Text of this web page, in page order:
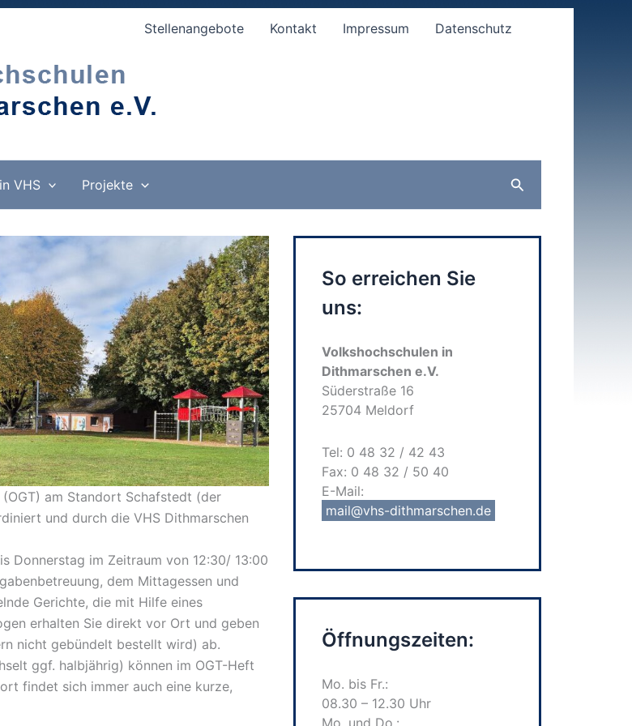
Stellenangebote Kontakt Impressum Datenschutz
VHS Projekte Suchen
am Standort Schafstedt (der
und durch die VHS Dithmarschen
Donnerstag im Zeitraum von 12:30/ 13:00
dem Mittagessen und
Gerichte, die mit Hilfe eines
erhalten Sie direkt vor Ort und geben
nicht gebündelt bestellt wird) ab.
ggf. halbjährig) können im OGT-Heft
findet sich immer auch eine kurze,
So erreichen Sie
uns:
Volkshochschulen in
Dithmarschen e.V.
Süderstraße 16
25704 Meldorf
Tel: 0 48 32 / 42 43
Fax: 0 48 32 / 50 40
E-Mail:
mail@vhs-dithmarschen.de
Öffnungszeiten:
Mo. bis Fr.:
08.30 – 12.30 Uhr
Mo. und Do.: